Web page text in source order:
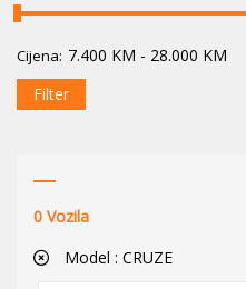
Cijena: 7.400 KM - 28.000 KM
Filter
0 Vozila
Model : CRUZE